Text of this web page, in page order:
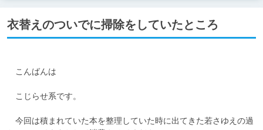
衣替えのついでに掃除をしていたところ
こんばんは
こじらせ系です。
今回は積まれていた本を整理していた時に出てきた若さゆえの過